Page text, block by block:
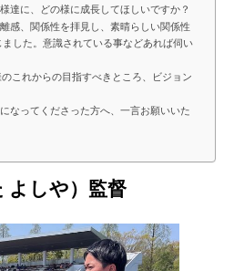
達に、どの様に成長してほしいですか？
感、関係性を拝見し、素晴らしい関係性
した。意識されている事などあれば伺い
これからの目指すべきところ、ビジョン
なってくださった方へ、一言お願いいた
よしや）監督